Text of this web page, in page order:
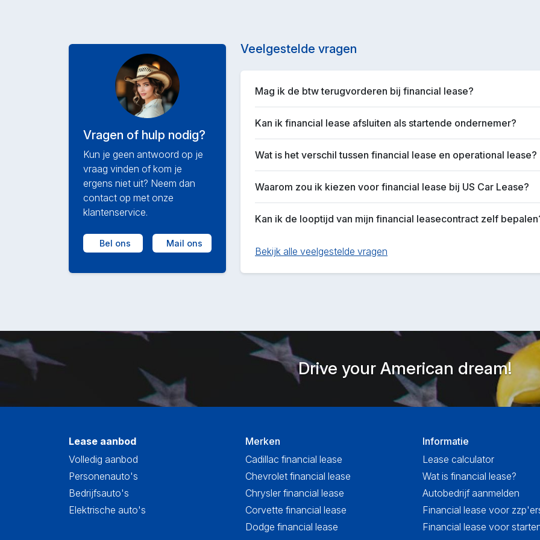
Veelgestelde vragen
Mag ik de btw terugvorderen bij financial lease?
Kan ik financial lease afsluiten als startende ondernemer?
Wat is het verschil tussen financial lease en operational lease?
Waarom zou ik kiezen voor financial lease bij US Car Lease?
Kan ik de looptijd van mijn financial leasecontract zelf
Bekijk alle veelgestelde vragen
Vragen of hulp nodig?
Kun je geen antwoord op je
vraag vinden of kom je
ergens niet uit? Neem dan
contact op met onze
klantenservice.
Bel ons Mail ons
Drive your American dream!
Lease aanbod
Volledig aanbod
Personenauto's
Bedrijfsauto's
Elektrische auto's
Merken
Cadillac financial lease
Chevrolet financial lease
Chrysler financial lease
Corvette financial lease
Dodge financial lease
Informatie
Lease calculator
Wat is financial lease?
Autobedrijf aanmelden
Financial lease voor
Financial lease voor